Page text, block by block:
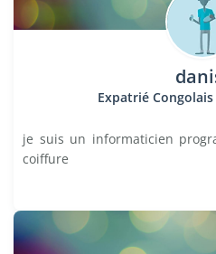
Expatrié
je suis un informaticien
coiffure